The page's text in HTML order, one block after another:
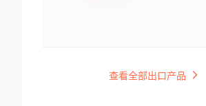
查看全部出口产品